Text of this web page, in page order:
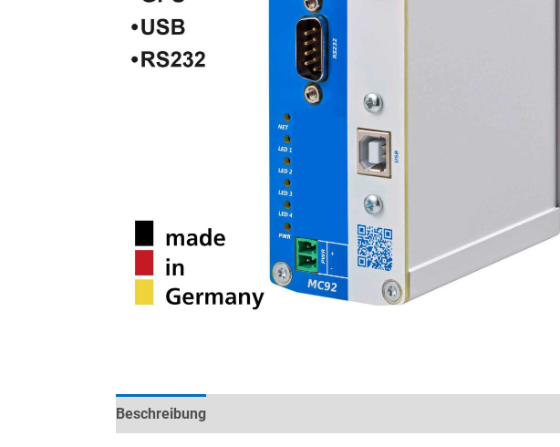
Beschreibung